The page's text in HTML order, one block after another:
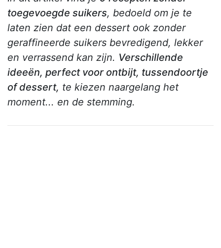
toegevoegde suikers, bedoeld om je te
laten zien dat een dessert ook zonder
geraffineerde suikers bevredigend, lekker
en verrassend kan zijn. Verschillende
ideeën, perfect voor ontbijt, tussendoortje
of dessert, te kiezen naargelang het
moment... en de stemming.